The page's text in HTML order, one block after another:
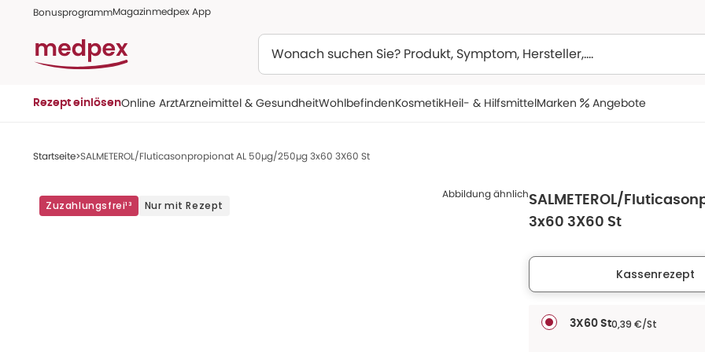
BonusprogrammMagazinmedpex App
Rezept einlösenOnline ArztArzneimittel & GesundheitWohlbefindenKosmetikHeil- & HilfsmittelMarken Angebote
Startseite SALMETEROL/Fluticasonpropionat AL 50µg/250µg 3x60 3X60 St
Zuzahlungsfrei¹³ Nur mit Rezept
Abbildung ähnlichSALMETEROL/
3x60 3X60 St
Kassenrezept
3X60 St0,39 €/St